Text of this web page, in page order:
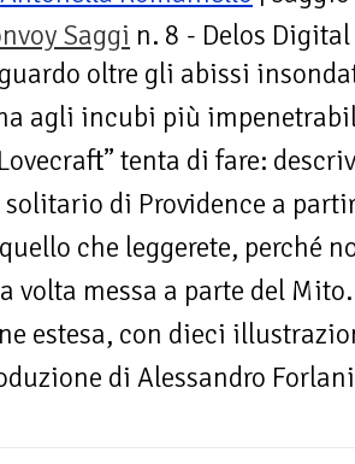
Saggi n. 8 - Delos Digital
oltre gli abissi
agli incubi più
tenta di fare:
di Providence a
che leggerete, perché
volta messa a parte del Mito.
estesa, con dieci
di Alessandro Forlani